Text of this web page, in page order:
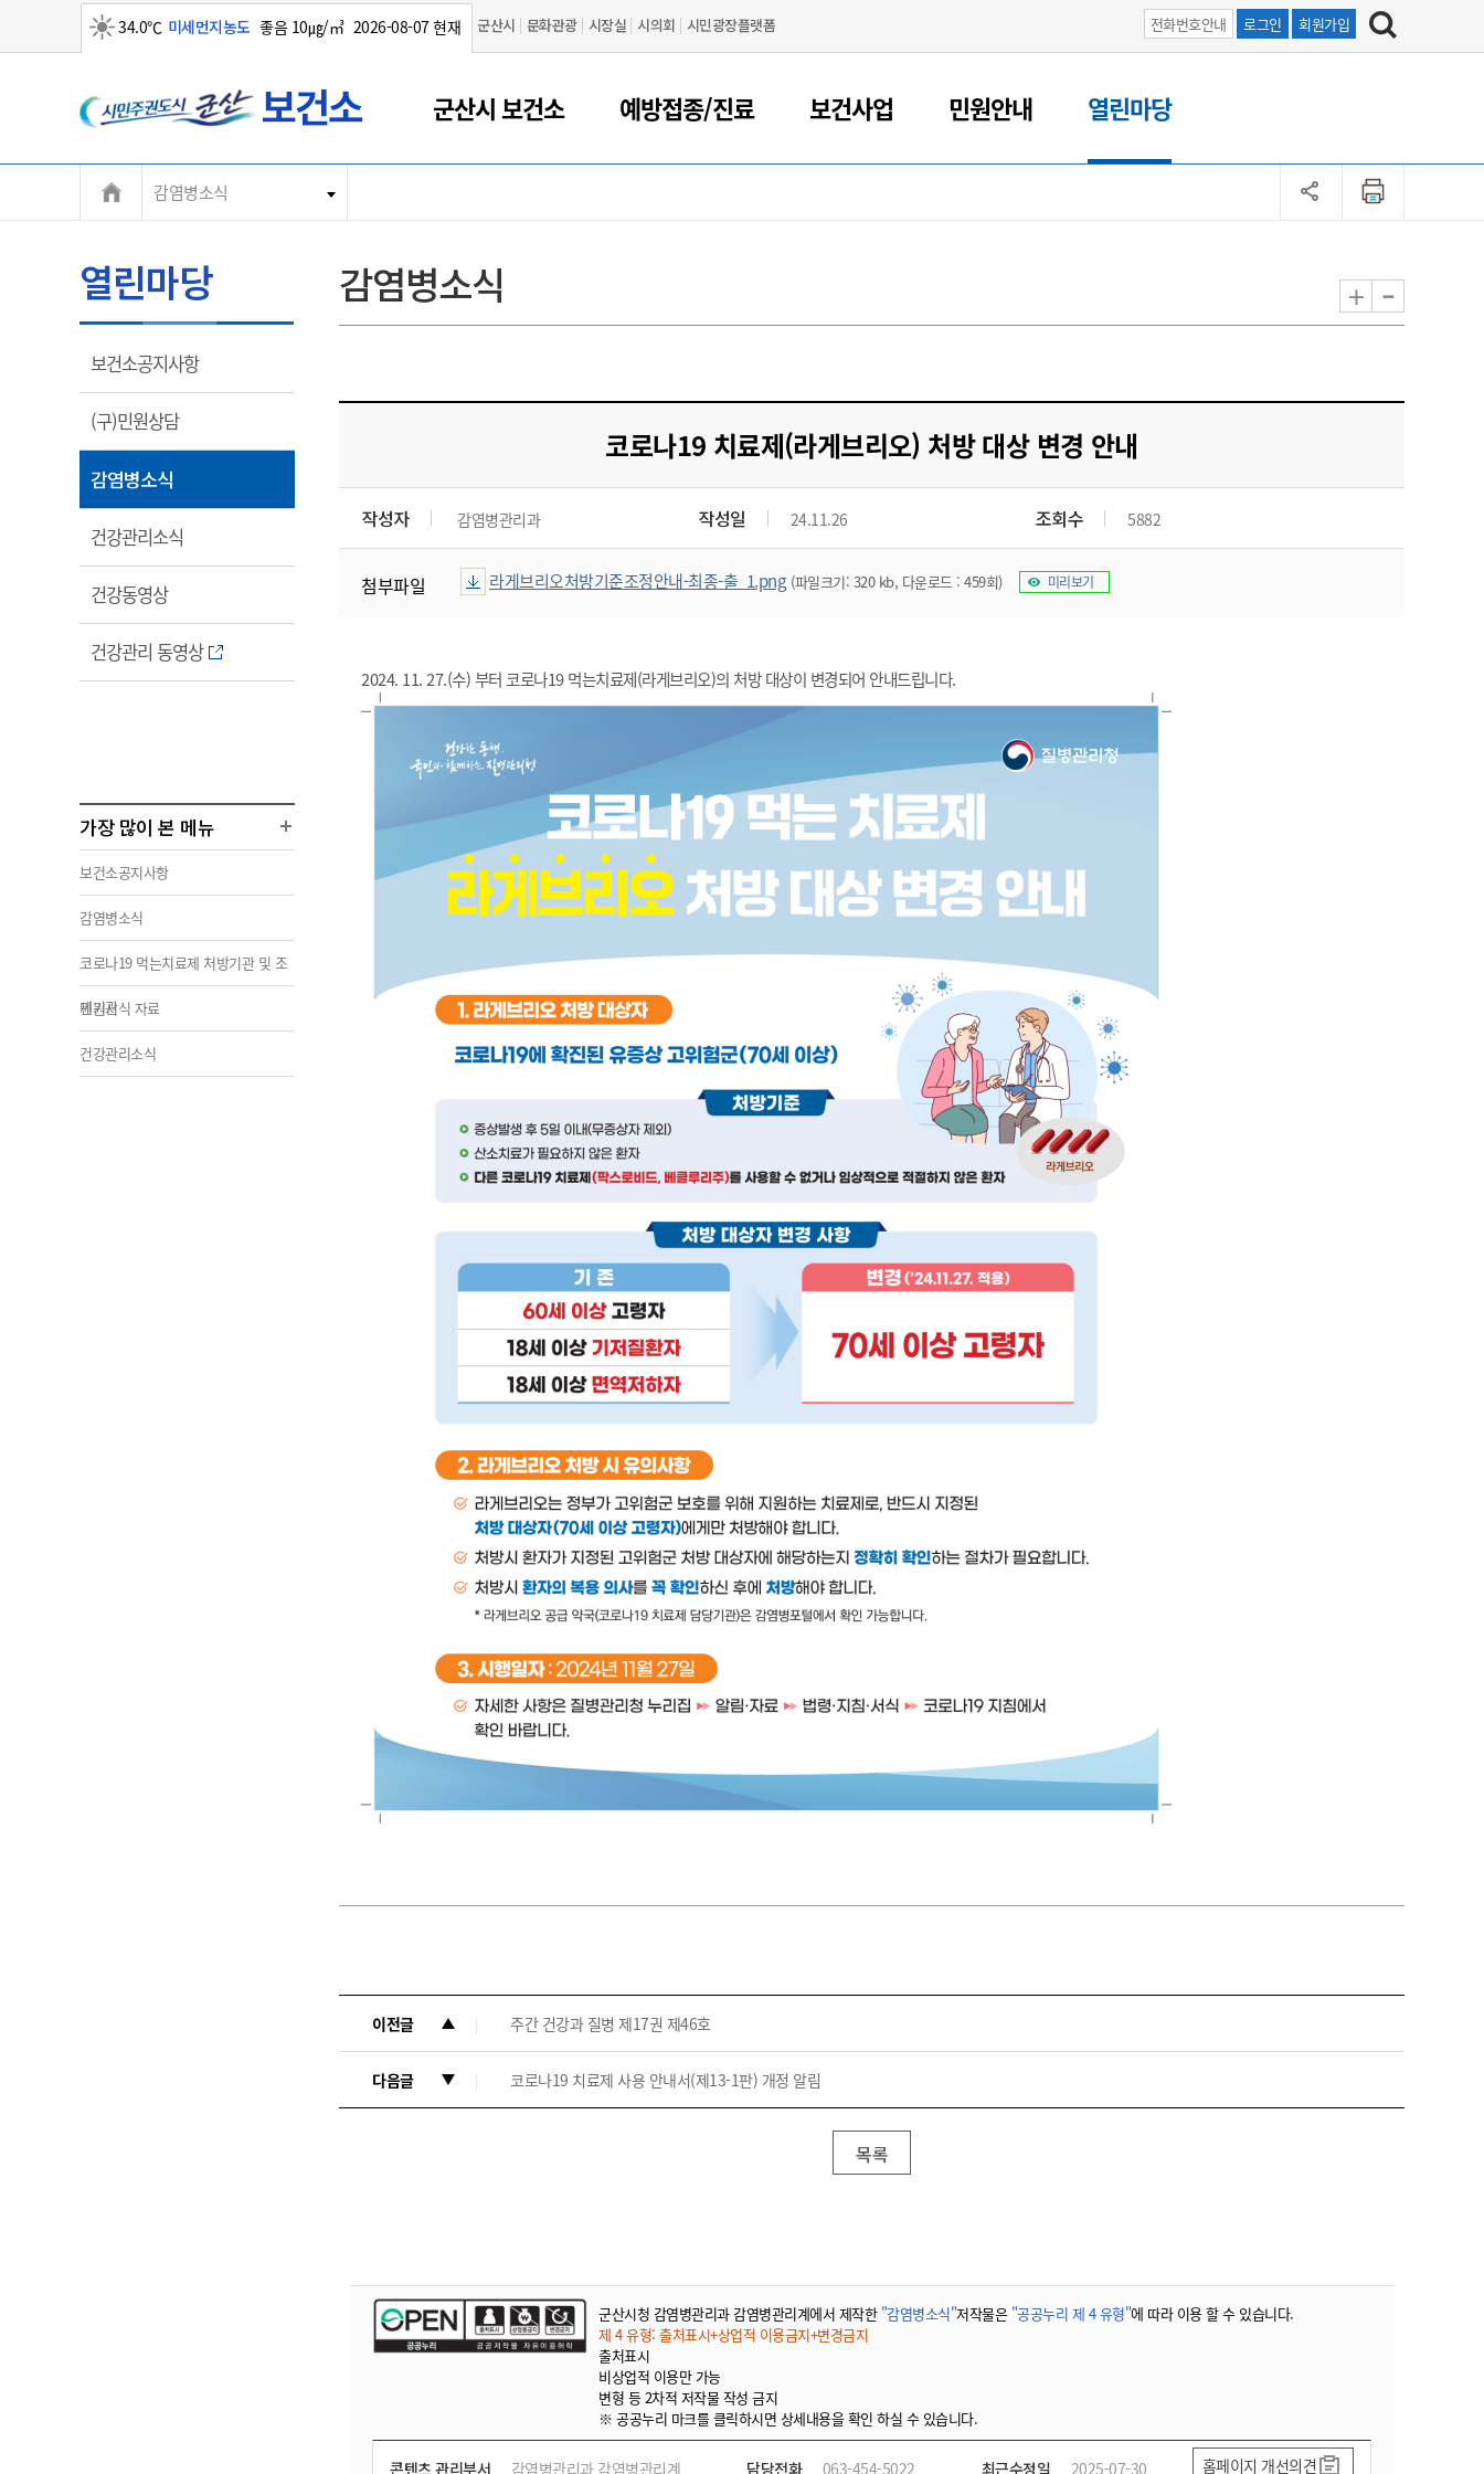
34.0℃ 미세먼지농도 좋음 10㎍/㎥ 2026-08-07 현재 군산시 문화관광 시장실 시의회 시민광장플랫폼 전화번호안내 로그인 회원가입
산
시
군산시 보건소 예방접종/진료 보건사업 민원안내 열린마당
감염병소식
열린마당
보건소공지사항열
림
(구)민원상담열
림
감염병소식
림
건강관리소식
림
건강동영상열
림
건강관리 동영상열
림
가장 많이 본 메뉴
보건소공지사항
감염병소식
코로나19 먹는치료제 처방기관 및 조
제기관
민원서식 자료
건강관리소식
감염병소식 + -
코로나19 치료제(라게브리오) 처방 대상 변경 안내
작성자 감염병관리과 작성일 24.11.26 조회수 5882
첨부파일 라게브리오처방기준조정안내-최종-출_1.png (파일크기: 320 kb, 다운로드 : 459회) 미리보기
2024. 11. 27.(수) 부터 코로나19 먹는치료제(라게브리오)의 처방 대상이 변경되어 안내드립니다.
이전글 주간 건강과 질병 제17권 제46호
다음글 코로나19 치료제 사용 안내서(제13-1판) 개정 알림
목록
군산시청 감염병관리과 감염병관리계에서 제작한 "감염병소식"저작물은 "공공누리 제 4 유형"에 따라 이용 할 수 있습니다.
제 4 유형: 출처표시+상업적 이용금지+변경금지
출처표시
비상업적 이용만 가능
변형 등 2차적 저작물 작성 금지
※ 공공누리 마크를 클릭하시면 상세내용을 확인 하실 수 있습니다.
콘텐츠 관리부서 감염병관리과 감염병관리계 담당전화 063-454-5022 최근수정일 2025-07-30 홈페이지 개선의견